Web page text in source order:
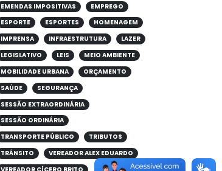
EMENDAS IMPOSITIVAS
EMPREGO
ESPORTE
ESPORTES
HOMENAGEM
IMPRENSA
INFRAESTRUTURA
LAZER
LEGISLATIVO
LEIS
MEIO AMBIENTE
MOBILIDADE URBANA
ORÇAMENTO
SAÚDE
SEGURANÇA
SESSÃO EXTRAORDINÁRIA
SESSÃO ORDINÁRIA
TRANSPORTE PÚBLICO
TRIBUTOS
TRÂNSITO
VEREADOR ALEX EDUARDO